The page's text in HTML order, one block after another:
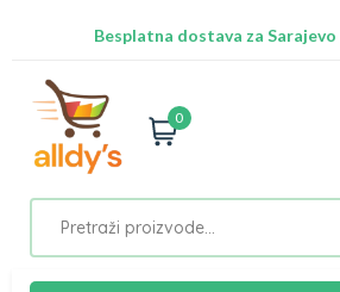
Besplatna dostava za
0